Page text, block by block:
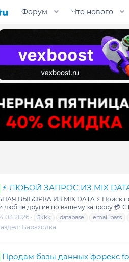
Форум Что нового
⚡️ ЛЮБОЙ ЗАПРОС ИЗ MIX DATA
ВЫБОРКА ИЗ MIX DATA ⚡️ Поиск
любые другие по вашему запросу 💳
5kkk database email pass
Барахолка
Продам базы данных форекс